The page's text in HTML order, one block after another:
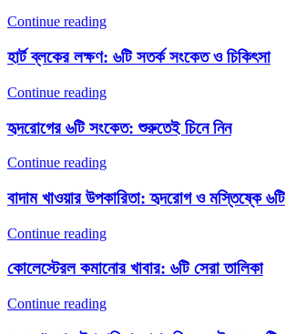
Continue reading
হার্ট ব্লকের লক্ষণ: ৬টি সতর্ক সংকেত ও চিকিৎসা
Continue reading
হৃদরোগের ৬টি সংকেত: শুরুতেই চিনে নিন
Continue reading
বাদাম খাওয়ার উপকারিতা: হৃদরোগ ও মস্তিষ্কে
Continue reading
কোলেস্টেরল কমানোর খাবার: ৬টি সেরা তালিকা
Continue reading